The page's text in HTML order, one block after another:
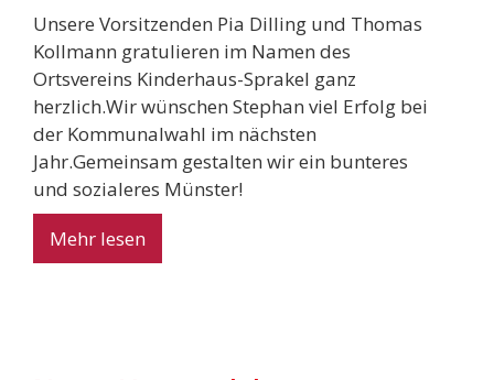
Unsere Vorsitzenden Pia Dilling und Thomas
Kollmann gratulieren im Namen des
Ortsvereins Kinderhaus-Sprakel ganz
herzlich.Wir wünschen Stephan viel Erfolg bei
der Kommunalwahl im nächsten
Jahr.Gemeinsam gestalten wir ein bunteres
und sozialeres Münster!
Mehr lesen